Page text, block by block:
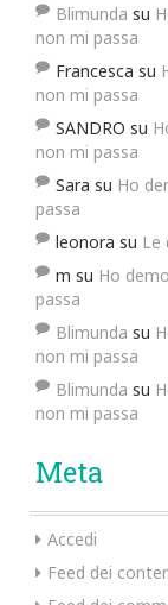
Blimunda su
non mi passa
Francesca su
non mi passa
SANDRO su
non mi passa
Sara su Ho
passa
leonora su Le
m su Ho
passa
Blimunda su
non mi passa
Blimunda su
non mi passa
Meta
Accedi
Feed dei